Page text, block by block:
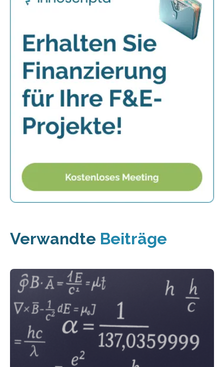
Verwandte Beiträge